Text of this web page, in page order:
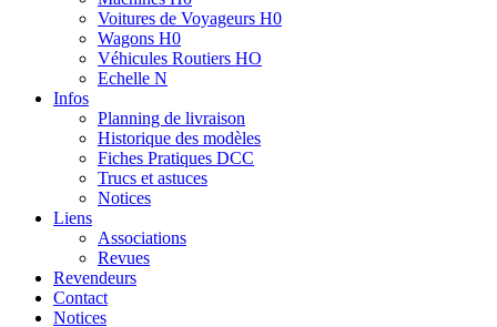
Voitures de Voyageurs H0
Wagons H0
Véhicules Routiers HO
Echelle N
Infos
Planning de livraison
Historique des modèles
Fiches Pratiques DCC
Trucs et astuces
Notices
Liens
Associations
Revues
Revendeurs
Contact
Notices